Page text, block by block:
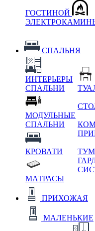
ГОСТИНОЙ
СПАЛЬНЯ
ИНТЕРЬЕРЫ
СПАЛЬНИ
МОДУЛЬНЫЕ
СПАЛЬНИ
КРОВАТИ
МАТРАСЫ
ПРИХОЖАЯ
МАЛЕНЬКИЕ